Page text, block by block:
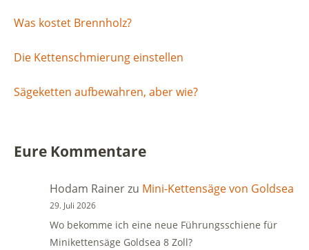
Was kostet Brennholz?
Die Kettenschmierung einstellen
Sägeketten aufbewahren, aber wie?
Eure Kommentare
Hodam Rainerzu Mini-Kettensäge von Goldsea
29. Juli 2026
Wo bekomme ich eine neue Führungsschiene für
Minikettensäge Goldsea 8 Zoll?